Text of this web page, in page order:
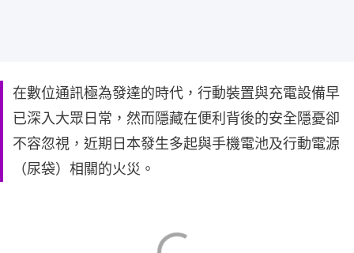
在數位通訊極為發達的時代，行動裝置與充電設備早
已深入大眾日常，然而隱藏在便利背後的安全隱憂卻
不容忽視，近期日本發生多起與手機電池及行動電源
（尿袋）相關的火災。